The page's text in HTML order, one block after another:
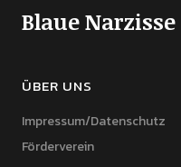
Blaue Narzisse
ÜBER UNS
Impressum/Datenschutz
Förderverein